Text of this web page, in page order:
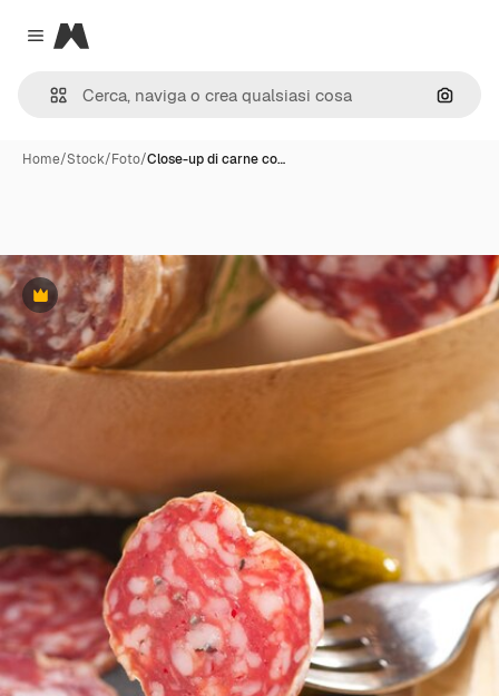
Close menu
Magnific
Cerca
Home/Stock/Foto/Close-up di carne co…
Premium